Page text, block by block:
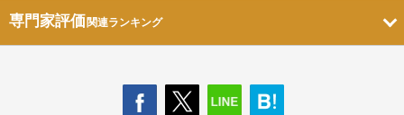
専門家評価関連ランキング